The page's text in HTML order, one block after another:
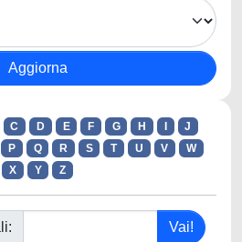
C D E F G H
J
P Q R S T U V
W
X
Y Z